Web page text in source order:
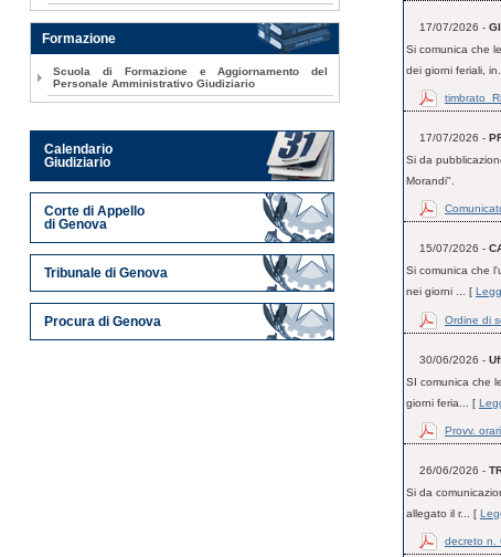
17/07/2026 -
Si comunica che
dei giorni feriali,
17/07/2026 -
Si da
Morandi".
15/07/2026 -
Si comunica che
nei giorni ... [
Ordine di
30/06/2026 -
SI comunica che
giorni feria... [
Provv.
26/06/2026 -
Si da
allegato il r... [
decreto n.
Formazione
Scuola di Formazione e Aggiornamento del
Personale Amministrativo Giudiziario
Calendario
Giudiziario
Corte di Appello
di Genova
Tribunale di Genova
Procura di Genova